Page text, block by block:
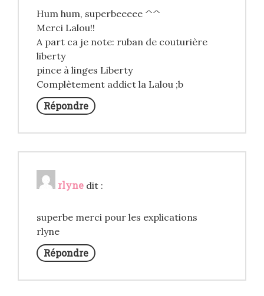
Hum hum, superbeeeee ^^
Merci Lalou!!
A part ca je note: ruban de couturière
liberty
pince à linges Liberty
Complètement addict la Lalou ;b
Répondre
rlyne dit :
superbe merci pour les explications
rlyne
Répondre